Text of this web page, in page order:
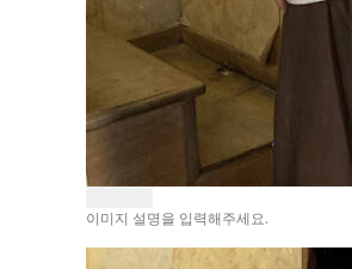
이미지 설명을 입력해주세요.